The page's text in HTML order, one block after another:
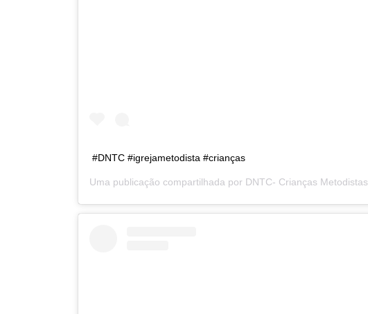
#DNTC #igrejametodista #crianças
Uma publicação compartilhada por DNTC- Crianças Metodistas